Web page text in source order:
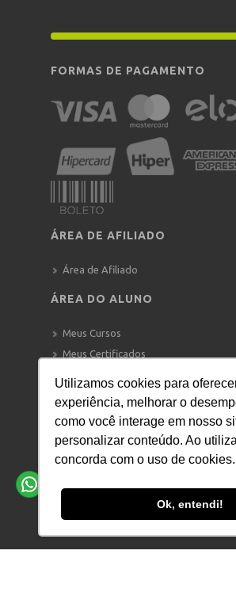
Utilizamos cookies para
experiência, melhorar o
como você interage em nosso
personalizar conteúdo. Ao
concorda com o uso de cookies.
Ok, entendi!
FORMAS DE PAGAMENTO
ÁREA DE AFILIADO
Área de Afiliado
ÁREA DO ALUNO
Meus Cursos
Meus Certificados
Vagas de Emprego
ATENDIMENTO
WHATSAPP: +55 11 91122-0533
E-MAIL:atendimento@eadplus.com.br
Veja aqui nossos termos de uso.